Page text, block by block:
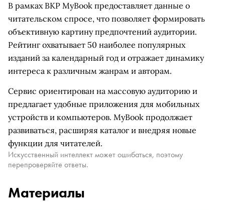
В рамках ВКР MyBook предоставляет данные о
читательском спросе, что позволяет формировать
объективную картину предпочтений аудитории.
Рейтинг охватывает 50 наиболее популярных
изданий за календарный год и отражает динамику
интереса к различным жанрам и авторам.
Сервис ориентирован на массовую аудиторию и
предлагает удобные приложения для мобильных
устройств и компьютеров. MyBook продолжает
развиваться, расширяя каталог и внедряя новые
функции для читателей.
Искусственный интеллект может ошибаться, поэтому
перепроверяйте ответы.
Материалы